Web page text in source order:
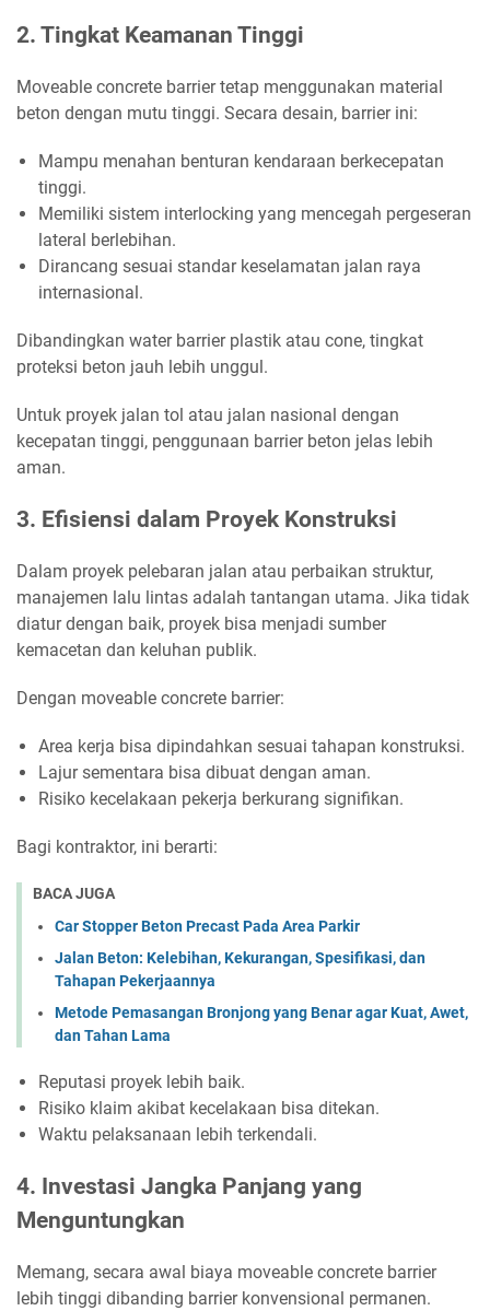
2. Tingkat Keamanan Tinggi
Moveable concrete barrier tetap menggunakan material
beton dengan mutu tinggi. Secara desain, barrier ini:
Mampu menahan benturan kendaraan berkecepatan
tinggi.
Memiliki sistem interlocking yang mencegah pergeseran
lateral berlebihan.
Dirancang sesuai standar keselamatan jalan raya
internasional.
Dibandingkan water barrier plastik atau cone, tingkat
proteksi beton jauh lebih unggul.
Untuk proyek jalan tol atau jalan nasional dengan
kecepatan tinggi, penggunaan barrier beton jelas lebih
aman.
3. Efisiensi dalam Proyek Konstruksi
Dalam proyek pelebaran jalan atau perbaikan struktur,
manajemen lalu lintas adalah tantangan utama. Jika tidak
diatur dengan baik, proyek bisa menjadi sumber
kemacetan dan keluhan publik.
Dengan moveable concrete barrier:
Area kerja bisa dipindahkan sesuai tahapan konstruksi.
Lajur sementara bisa dibuat dengan aman.
Risiko kecelakaan pekerja berkurang signifikan.
Bagi kontraktor, ini berarti:
BACA JUGA
Car Stopper Beton Precast Pada Area Parkir
Jalan Beton: Kelebihan, Kekurangan, Spesifikasi, dan
Tahapan Pekerjaannya
Metode Pemasangan Bronjong yang Benar agar Kuat, Awet,
dan Tahan Lama
Reputasi proyek lebih baik.
Risiko klaim akibat kecelakaan bisa ditekan.
Waktu pelaksanaan lebih terkendali.
4. Investasi Jangka Panjang yang
Menguntungkan
Memang, secara awal biaya moveable concrete barrier
lebih tinggi dibanding barrier konvensional permanen.